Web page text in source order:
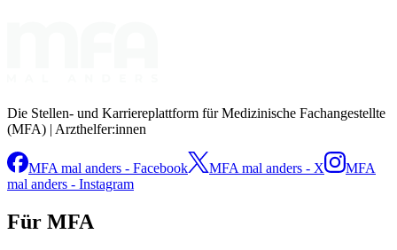
Die Stellen- und Karriereplattform für Medizinische Fachangestellte
(MFA) | Arzthelfer:innen
MFA mal anders - Facebook MFA mal anders - X
MFA
mal anders - Instagram
Für MFA